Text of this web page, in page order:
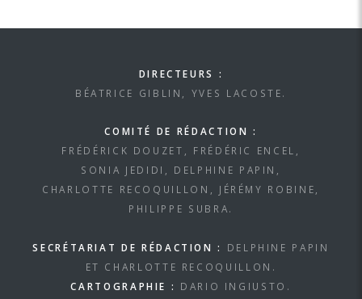
DIRECTEURS :
BÉATRICE GIBLIN, YVES LACOSTE.
COMITÉ DE RÉDACTION :
FRÉDÉRICK DOUZET, FRÉDÉRIC ENCEL,
SONIA JEDIDI, DELPHINE PAPIN,
CHARLOTTE RECOQUILLON, JÉRÉMY ROBINE,
PHILIPPE SUBRA.
SECRÉTARIAT DE RÉDACTION :
DELPHINE PAPIN
ET CHARLOTTE RECOQUILLON.
CARTOGRAPHIE :
DARIO INGIUSTO.